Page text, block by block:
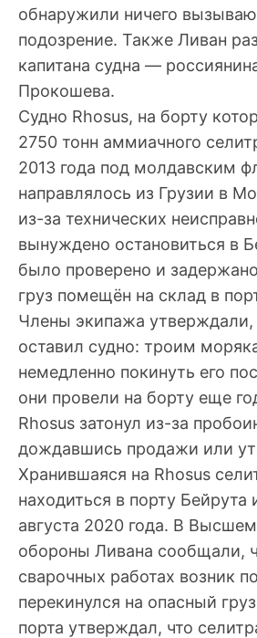
обнаружили ничего
подозрение. Также Ливан
капитана судна —
Прокошева.
Судно Rhosus, на борту
2750 тонн аммиачного
2013 года под молдавским
направлялось из Грузии в
из-за технических
вынуждено остановиться в
было проверено и
груз помещён на склад в
Члены экипажа утверждали,
оставил судно: троим
немедленно покинуть его
они провели на борту еще
Rhosus затонул из-за
дождавшись продажи или
Хранившаяся на Rhosus
находиться в порту Бейрута
августа 2020 года. В
обороны Ливана сообщали,
сварочных работах возник
перекинулся на опасный
порта утверждал, что